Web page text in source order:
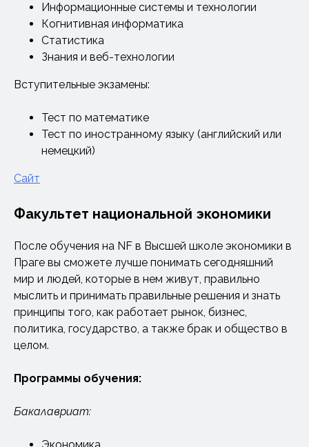
Информационные системы и технологии
Когнитивная информатика
Статистика
Знания и веб-технологии
Вступительные экзамены:
Тест по математике
Тест по иностранному языку (английский или
немецкий)
Сайт
Факультет национальной экономики
После обучения на NF в Высшей школе экономики в
Праге вы сможете лучше понимать сегодняшний
мир и людей, которые в нем живут, правильно
мыслить и принимать правильные решения и знать
принципы того, как работает рынок, бизнес,
политика, государство, а также брак и общество в
целом.
Программы обучения:
Бакалавриат: